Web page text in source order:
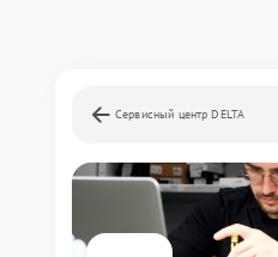
Сервисный центр DELTA